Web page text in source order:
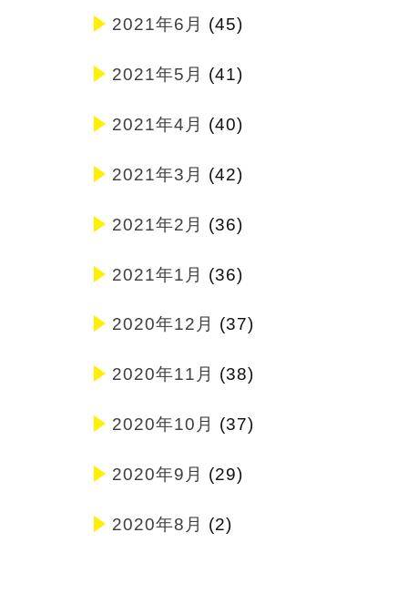
2021年6月 (45)
2021年5月 (41)
2021年4月 (40)
2021年3月 (42)
2021年2月 (36)
2021年1月 (36)
2020年12月 (37)
2020年11月 (38)
2020年10月 (37)
2020年9月 (29)
2020年8月 (2)